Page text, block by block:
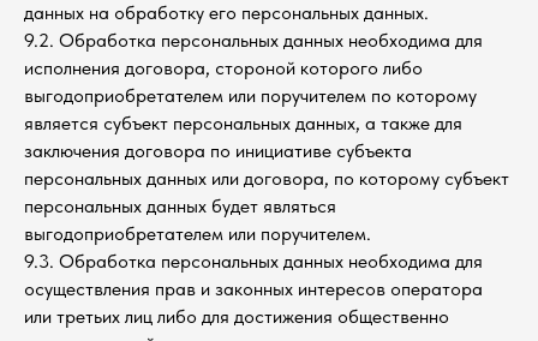
данных на обработку его персональных данных.
9.2. Обработка персональных данных необходима для
исполнения договора, стороной которого либо
выгодоприобретателем или поручителем по которому
является субъект персональных данных, а также для
заключения договора по инициативе субъекта
персональных данных или договора, по которому субъект
персональных данных будет являться
выгодоприобретателем или поручителем.
9.3. Обработка персональных данных необходима для
осуществления прав и законных интересов оператора
или третьих лиц либо для достижения общественно